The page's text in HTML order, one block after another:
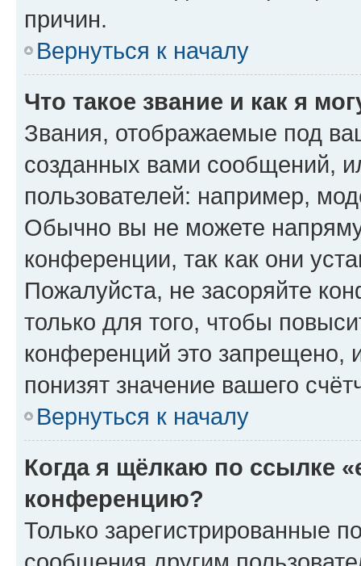
причин.
Вернуться к началу
Что такое звание и как я
Звания, отображаемые под
созданных вами сообщений,
пользователей: например,
Обычно вы не можете
конференции, так как они
Пожалуйста, не засоряйте
только для того, чтобы
конференций это запрещено,
понизят значение вашего
Вернуться к началу
Когда я щёлкаю по ссылке
конференцию?
Только зарегистрированные